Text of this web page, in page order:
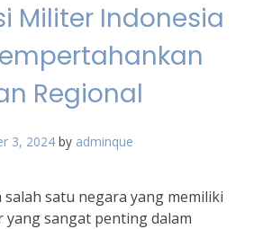
Militer Indonesia
Regional
3, 2024 by adminque
salah satu negara yang memiliki
sangat penting dalam